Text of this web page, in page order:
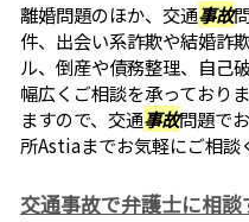
離婚問題のほか、交通事故
件、出会い系詐欺や結婚詐
ル、倒産や債務整理、自己
幅広くご相談を承っており
ますので、交通事故問題で
所Astiaまでお気軽にご相談
交通事故で弁護士に相